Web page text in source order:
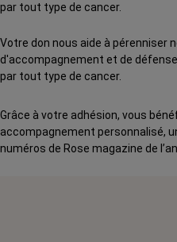
par tout type de cancer.
Votre don nous aide à pérenniser
d'accompagnement et de
par tout type de cancer.
Grâce à votre adhésion, vous
accompagnement personnalisé,
numéros de Rose magazine de